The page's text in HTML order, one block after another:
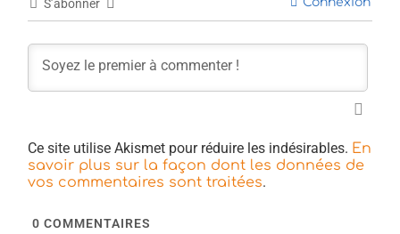
S’abonner
Ce site utilise Akismet pour réduire les indésirables. En
savoir plus sur la façon dont les données de
vos commentaires sont traitées.
0 COMMENTAIRES